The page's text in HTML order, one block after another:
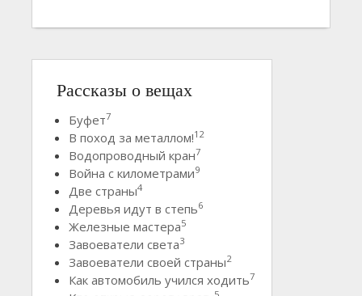
Рассказы о вещах
Буфет7
В поход за металлом!12
Водопроводный кран7
Война с километрами9
Две страны4
Деревья идут в степь6
Железные мастера5
Завоеватели света3
Завоеватели своей страны2
Как автомобиль учился ходить7